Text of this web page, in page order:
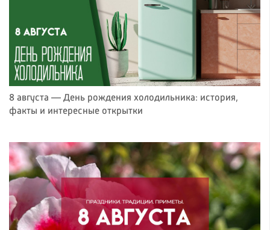
8 августа — День рождения холодильника: история,
факты и интересные открытки